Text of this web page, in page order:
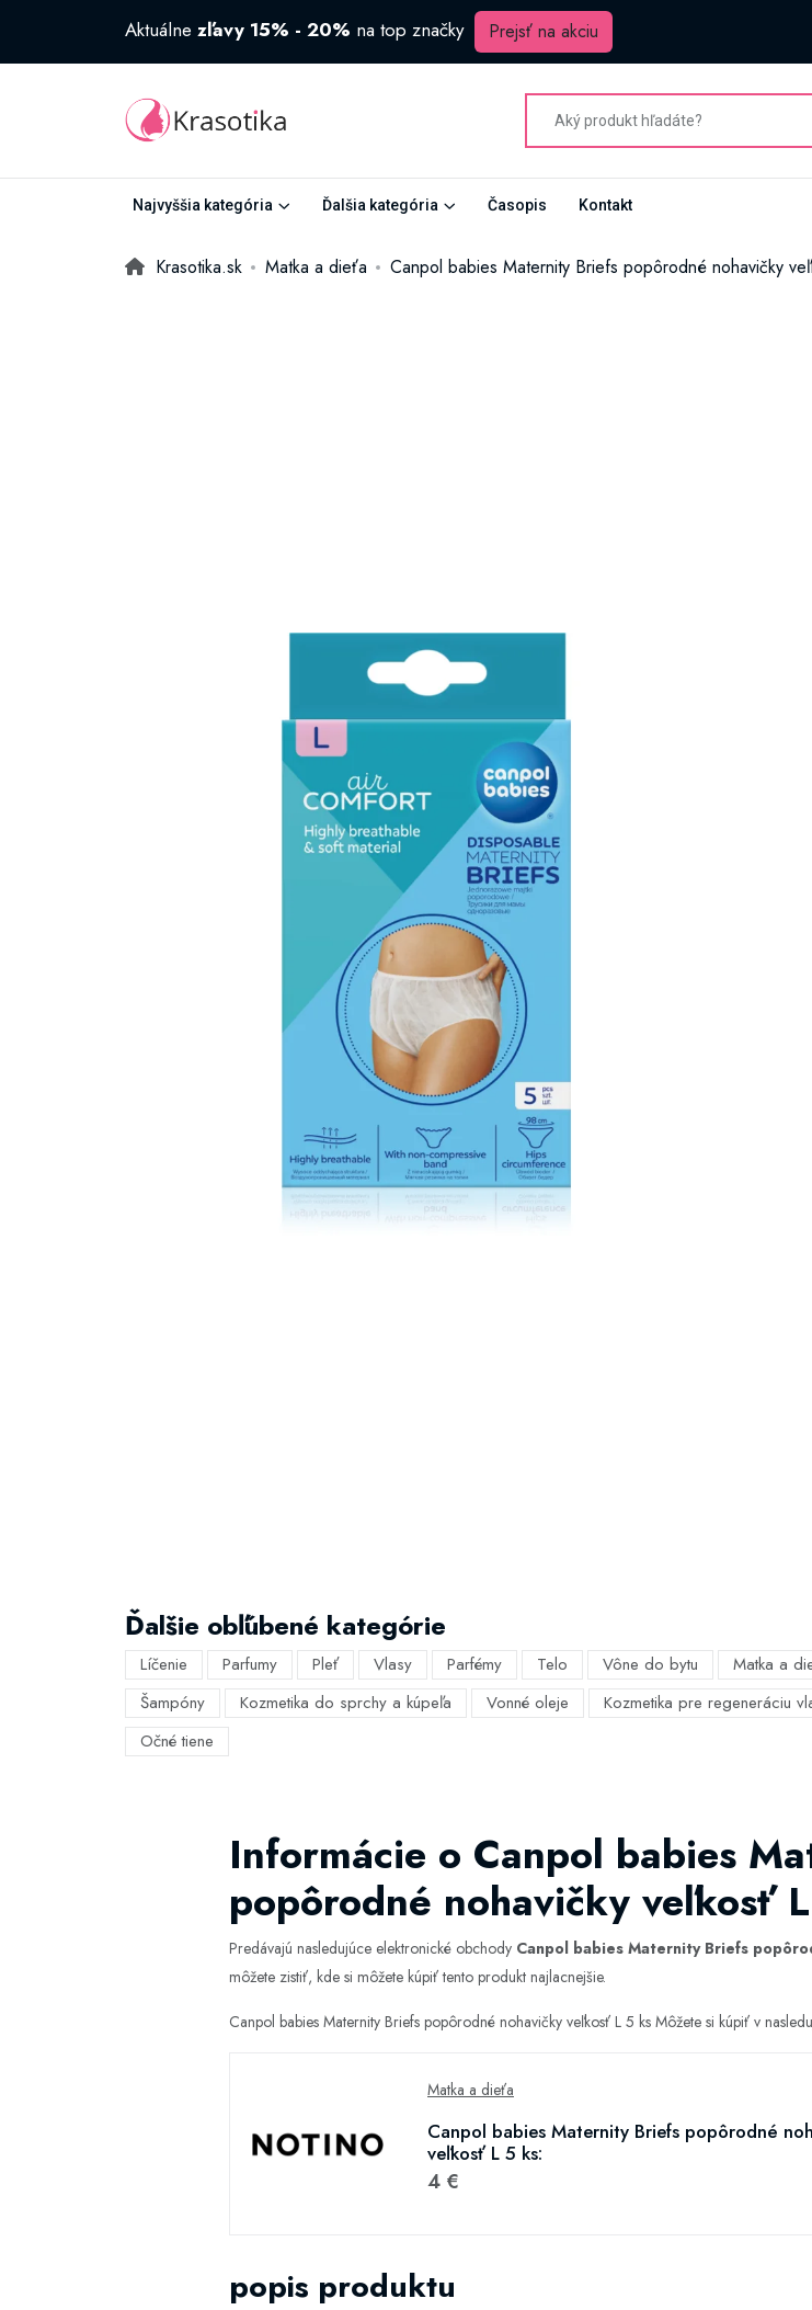
Aktuálne zľavy 15% - 20% na top značky Prejsť na akciu
Najvyššia kategória Ďalšia kategória Časopis Kontakt
Krasotika.sk Matka a dieťa Canpol babies Maternity Briefs popôrodné nohavičky
Ďalšie obľúbené kategórie
Líčenie Parfumy Pleť Vlasy Parfémy Telo Vône do bytu Matka a
Šampóny
Kozmetika do sprchy a kúpeľa Vonné oleje Kozmetika pre regeneráciu
Očné tiene
Informácie o Canpol babies
popôrodné nohavičky veľkosť
Predávajú nasledujúce elektronické obchody Canpol babies Maternity Briefs
môžete zistiť, kde si môžete kúpiť tento produkt najlacnejšie.
Canpol babies Maternity Briefs popôrodné nohavičky veľkosť L 5 ks Môžete si kúpiť v
Matka a dieťa
Canpol babies Maternity Briefs popôrodné
veľkosť L 5 ks:
4 €
popis produktu